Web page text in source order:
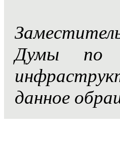
З
Думы по
данное